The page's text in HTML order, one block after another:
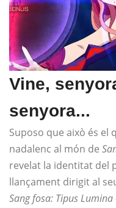
Vine,
senyora...
Suposo que això és el
nadalenc al món de
revelat la identitat del
llançament dirigit al
Sang fosa: Tipus Lumina